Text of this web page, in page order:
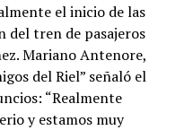
el inicio de las
del tren de pasajeros
Mariano Antenore,
del Riel” señaló el
“Realmente
y estamos muy